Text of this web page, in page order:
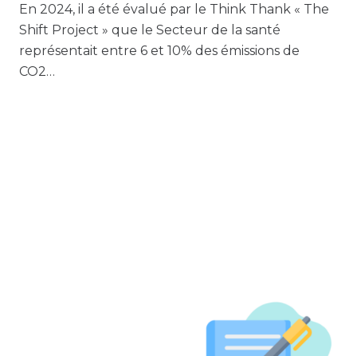
En 2024, il a été évalué par le Think Thank « The
Shift Project » que le Secteur de la santé
représentait entre 6 et 10% des émissions de
CO2…